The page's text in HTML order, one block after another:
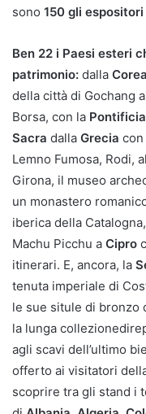
sono 150 gli
Ben 22 i Paesi esteri
patrimonio: dalla
della città di Gochang
Borsa, con la
Sacra dalla Grecia
Lemno Fumosa, Rodi,
Girona, il museo
un monastero
iberica della
Machu Picchu a Cipro
itinerari. E, ancora, la
tenuta imperiale di
le sue situle di bronzo
la lunga
agli scavi dell’ultimo
offerto ai visitatori
scoprire tra gli stand i